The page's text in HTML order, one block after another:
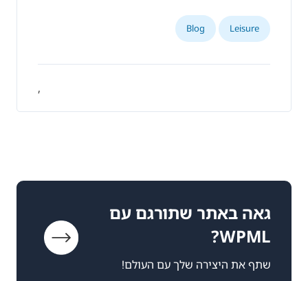
Leisure
Blog
,
גאה באתר שתורגם עם
WPML?
שתף את היצירה שלך עם העולם!